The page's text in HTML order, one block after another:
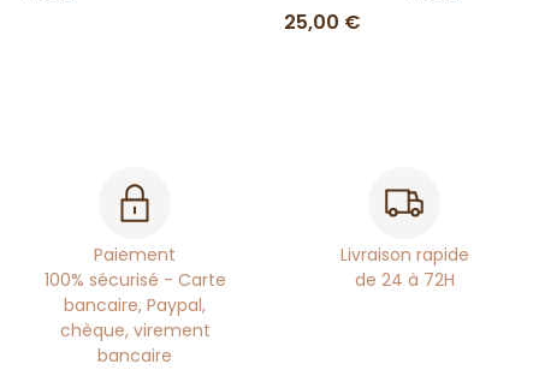
25,00 €
Paiement
100% sécurisé - Carte
bancaire, Paypal,
chèque, virement
bancaire
Livraison rapide
de 24 à 72H